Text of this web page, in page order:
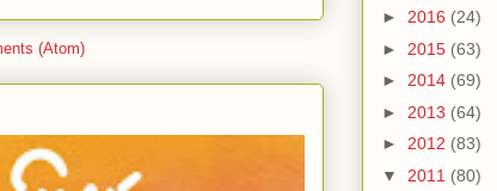
(Atom)
► 2016 (24)
► 2015 (63)
► 2014 (69)
► 2013 (64)
► 2012 (83)
▼ 2011 (80)